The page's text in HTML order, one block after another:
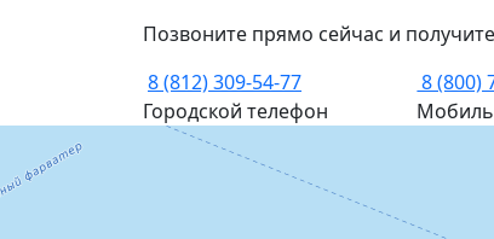
Позвоните прямо сейчас и
8 (812) 309-54-77
Городской телефон
8 (800)